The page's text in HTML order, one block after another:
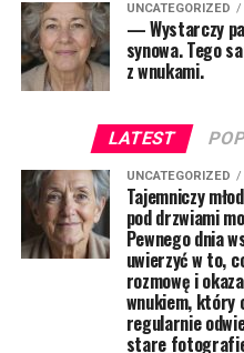
UNCATEGORIZED
— Wystarczy
synowa. Tego
z wnukami.
LATEST
UNCATEGORIZED
Tajemniczy
pod drzwiami
Pewnego dnia
uwierzyć w to,
rozmowę i
wnukiem, który
regularnie
stare